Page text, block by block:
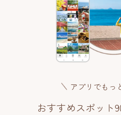
アプリでもっ
おすすめスポット